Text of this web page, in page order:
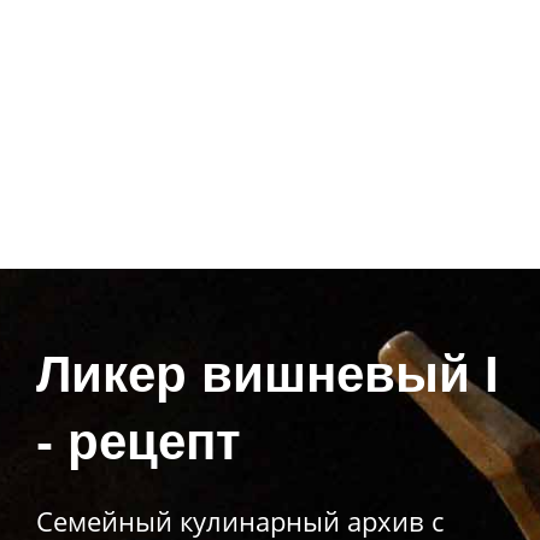
Ликер вишневый I
- рецепт
Семейный кулинарный архив с